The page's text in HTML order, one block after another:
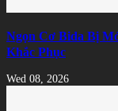
Ngọn Cơ Bida Bị
Khắc Phục
Wed 08, 2026